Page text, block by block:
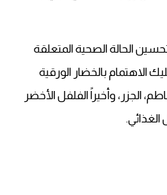
الحالة الصحية المتعلقة
الاهتمام بالخضار الورقية
الجزر، وأخيراً الفلفل الأخضر
الغذائي.